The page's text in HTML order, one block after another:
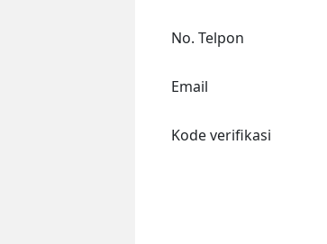
No. Telpon
Email
Kode verifikasi